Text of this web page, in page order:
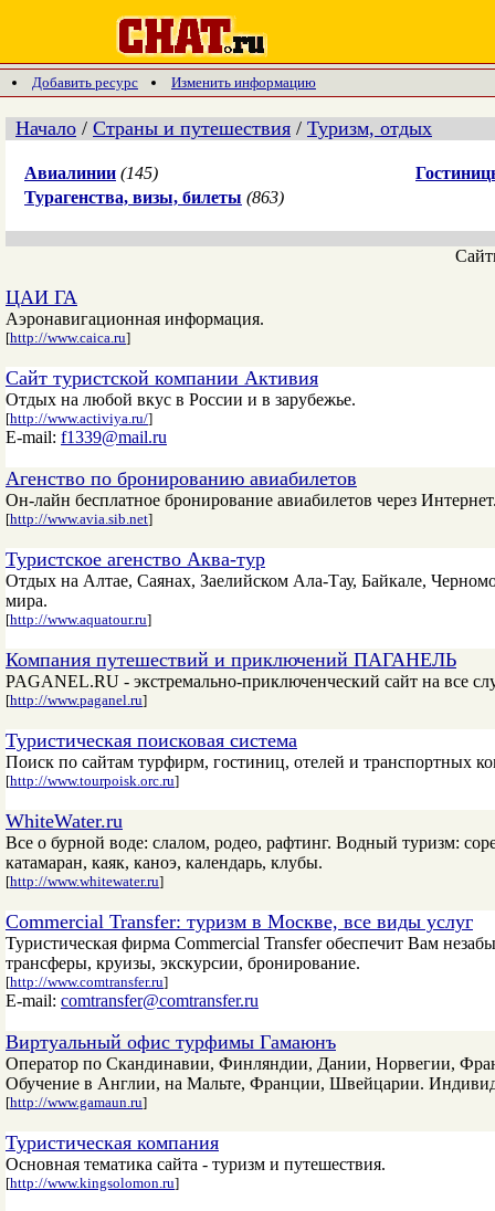
Добавить ресурс Изменить информацию
Начало / Страны и путешествия / Туризм, отдых
Авиалинии (145)
Турагенства, визы, билеты (863)
ЦАИ ГА
Aэронавигационная информация.
[http://www.caica.ru]
Сайт туристской компании Активия
Отдых на любой вкус в России и в зарубежье.
[http://www.activiya.ru/]
E-mail: f1339@mail.ru
Агенство по бронированию авиабилетов
Он-лайн бесплатное бронирование авиабилетов через
[http://www.avia.sib.net]
Туристское агенство Аква-тур
Отдых на Алтае, Саянах, Заелийском Ала-Тау, Байкале,
мира.
[http://www.aquatour.ru]
Компания путешествий и приключений ПАГАНЕЛЬ
PAGANEL.RU - экстремально-приключенческий сайт на все
[http://www.paganel.ru]
Туристическая поисковая система
Поиск по сайтам турфирм, гостиниц, отелей и транспортных
[http://www.tourpoisk.orc.ru]
WhiteWater.ru
Все о бурной воде: слалом, родео, рафтинг. Водный туризм:
катамаран, каяк, каноэ, календарь, клубы.
[http://www.whitewater.ru]
Commercial Transfer: туризм в Москве, все виды услуг
Туристическая фирма Commercial Transfer обеспечит Вам
трансферы, круизы, экскурсии, бронирование.
[http://www.comtransfer.ru]
E-mail: comtransfer@comtransfer.ru
Виртуальный офис турфимы Гамаюнъ
Оператор по Скандинавии, Финляндии, Дании, Норвегии,
Обучение в Англии, на Мальте, Франции, Швейцарии.
[http://www.gamaun.ru]
Туристическая компания
Основная тематика сайта - туризм и путешествия.
[http://www.kingsolomon.ru]